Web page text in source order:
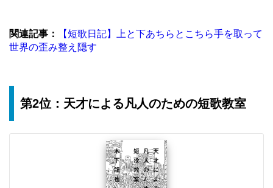
関連記事：
【短歌日記】上と下あちらとこちら手を取って
世界の歪み整え隠す
第2位：天才による凡人のための短歌教室